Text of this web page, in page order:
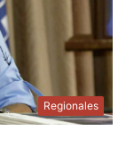
Regionales